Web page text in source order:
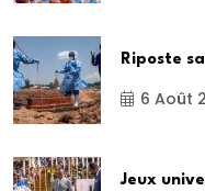
Riposte
6 Août
Jeux